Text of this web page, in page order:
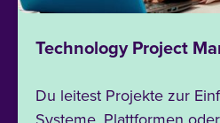
Technology Project
Du leitest Projekte zur